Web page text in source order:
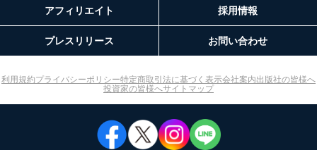
アフィリエイト 採用情報
プレスリリース お問い合わせ
利用規約プライバシーポリシー特定商取引法に基づく表示会社案内出版社の皆様へ
投資家の皆様へサイトマップ